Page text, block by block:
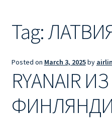
RYANAIR ИЗ РИГИ
RYANAIR ИЗ ТАЛЛИНА
Ryanair из Тампере
Tag:
Posted on March 3, 2025by
RYANAIR ИЗ